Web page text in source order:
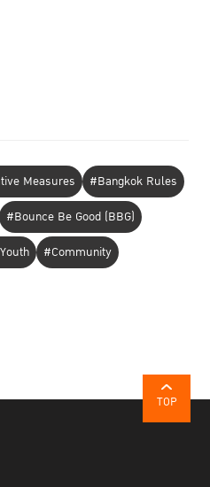
Measures
#Bangkok Rules
#Bounce Be Good (BBG)
#Community
TOP